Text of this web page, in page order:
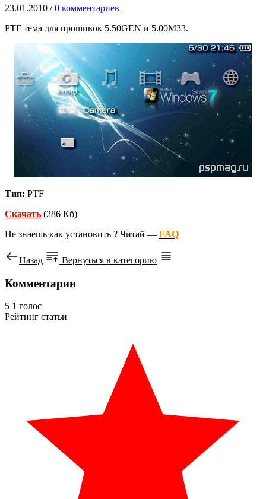
23.01.2010 /0 комментариев
PTF тема для прошивок 5.50GEN и 5.00M33.
Тип: PTF
Скачать (286 Кб)
Не знаешь как установить ? Читай — FAQ
Назад Вернуться в категорию
Комментарии
5 1 голос
Рейтинг статьи